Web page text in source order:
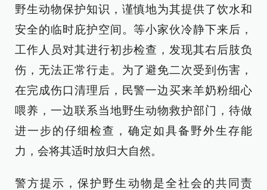
野生动物保护知识，谨慎地为其提供了饮水和
安全的临时庇护空间。等小家伙冷静下来后，
工作人员对其进行初步检查，发现其右后肢负
伤，无法正常行走。为了避免二次受到伤害，
在完成伤口清理后，民警一边买来羊奶粉细心
喂养，一边联系当地野生动物救护部门，待做
进一步的仔细检查，确定如具备野外生存能
力，会将其适时放归大自然。
警方提示，保护野生动物是全社会的共同责